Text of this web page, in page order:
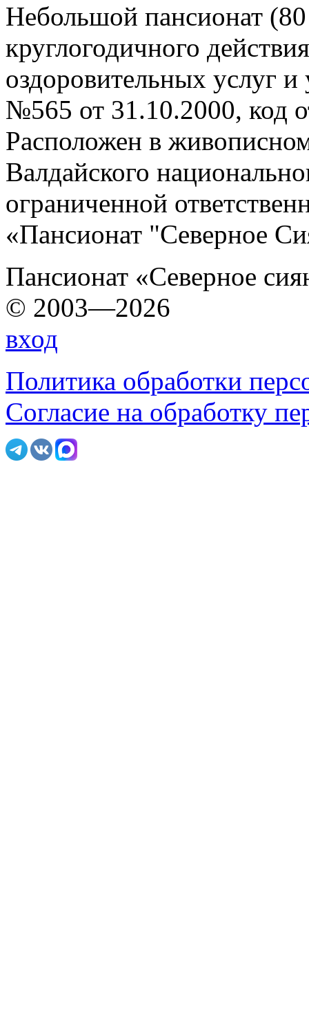
Небольшой пансионат
круглогодичного
оздоровительных услуг
№565 от 31.10.2000, код
Расположен в
Валдайского
ограниченной
«Пансионат "Северное
Пансионат «Северное
© 2003—2026
вход
Политика обработки
Согласие на обработку